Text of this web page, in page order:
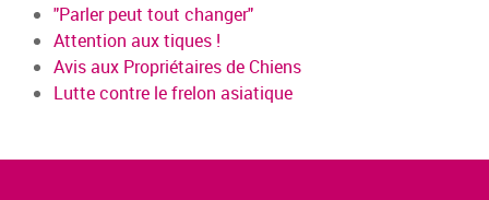
"Parler peut tout changer"
Attention aux tiques !
Avis aux Propriétaires de Chiens
Lutte contre le frelon asiatique